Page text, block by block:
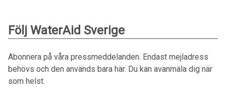
Följ WaterAid Sverige
Abonnera på våra pressmeddelanden. Endast mejladress
behövs och den används bara här. Du kan avanmäla dig när
som helst.